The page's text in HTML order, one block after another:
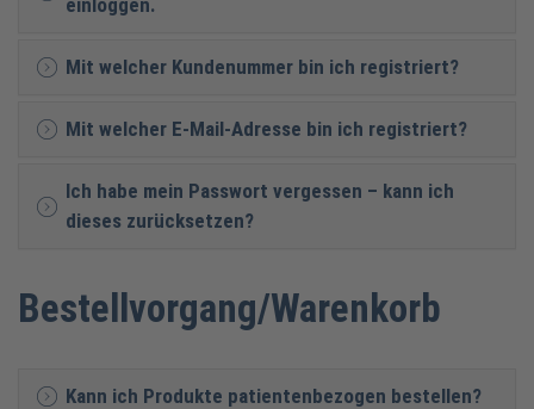
einloggen.
Mit welcher Kundenummer bin ich registriert?
Mit welcher E-Mail-Adresse bin ich registriert?
Ich habe mein Passwort vergessen – kann ich
dieses zurücksetzen?
Bestellvorgang/Warenkorb
Kann ich Produkte patientenbezogen bestellen?